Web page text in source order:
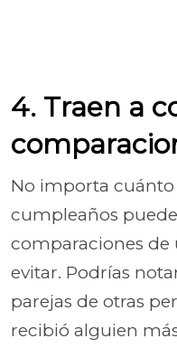
4. Traen a
No importa cuánto
cumpleaños
comparaciones de
evitar. Podrías
parejas de otras
recibió alguien